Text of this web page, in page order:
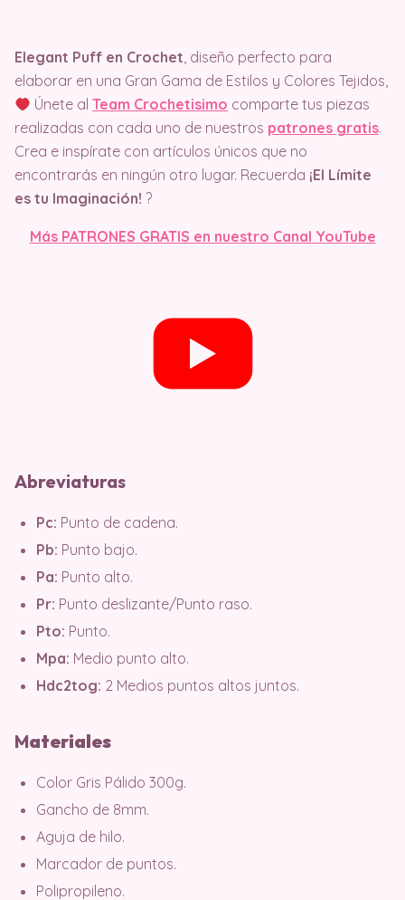
Elegant Puff en Crochet, diseño perfecto para
elaborar en una Gran Gama de Estilos y Colores Tejidos,
Únete alTeam Crochetisimo comparte tus piezas
realizadas con cada uno de nuestros patrones gratis.
Crea e inspírate con artículos únicos que no
encontrarás en ningún otro lugar. Recuerda ¡El Límite
es tu Imaginación! ?
Más PATRONES GRATIS en nuestro Canal YouTube
Abreviaturas
Pc: Punto de cadena.
Pb: Punto bajo.
Pa: Punto alto.
Pr: Punto deslizante/Punto raso.
Pto: Punto.
Mpa: Medio punto alto.
Hdc2tog: 2 Medios puntos altos juntos.
Materiales
Color Gris Pálido 300g.
Gancho de 8mm.
Aguja de hilo.
Marcador de puntos.
Polipropileno.